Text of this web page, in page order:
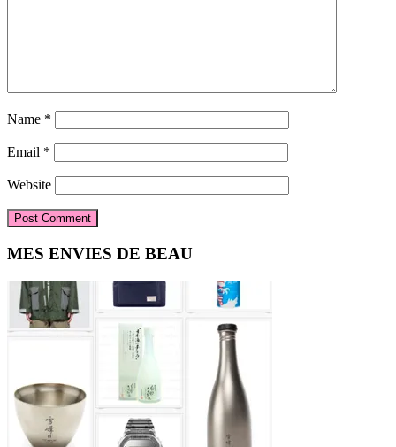
Name *
Email *
Website
Primary
Sidebar
MES ENVIES DE BEAU